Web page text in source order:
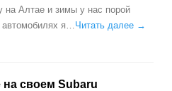
Алтае и зимы у нас порой
я…Читать далее →
на своем Subaru